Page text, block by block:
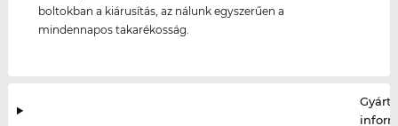
boltokban a kiárusítás, az nálunk egyszerűen a
mindennapos takarékosság.